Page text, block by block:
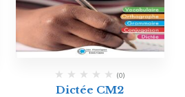
(0)
Dictée CM2